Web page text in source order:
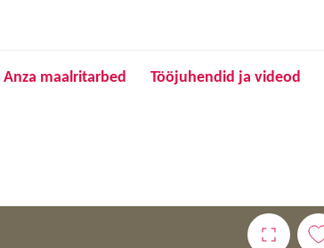
Anza maalritarbed Tööjuhendid ja videod